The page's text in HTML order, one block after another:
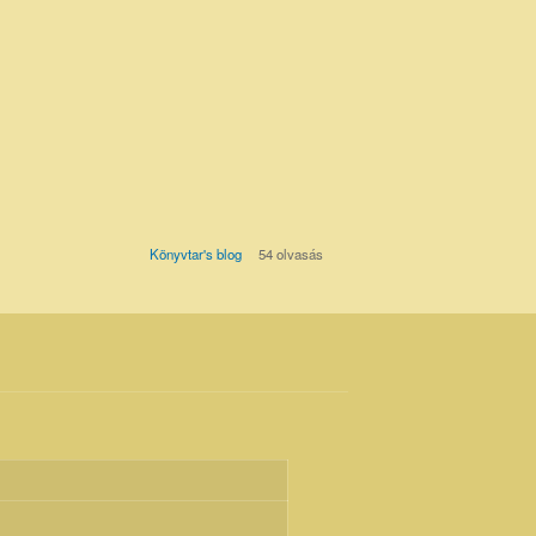
Könyvtar's blog 54 olvasás